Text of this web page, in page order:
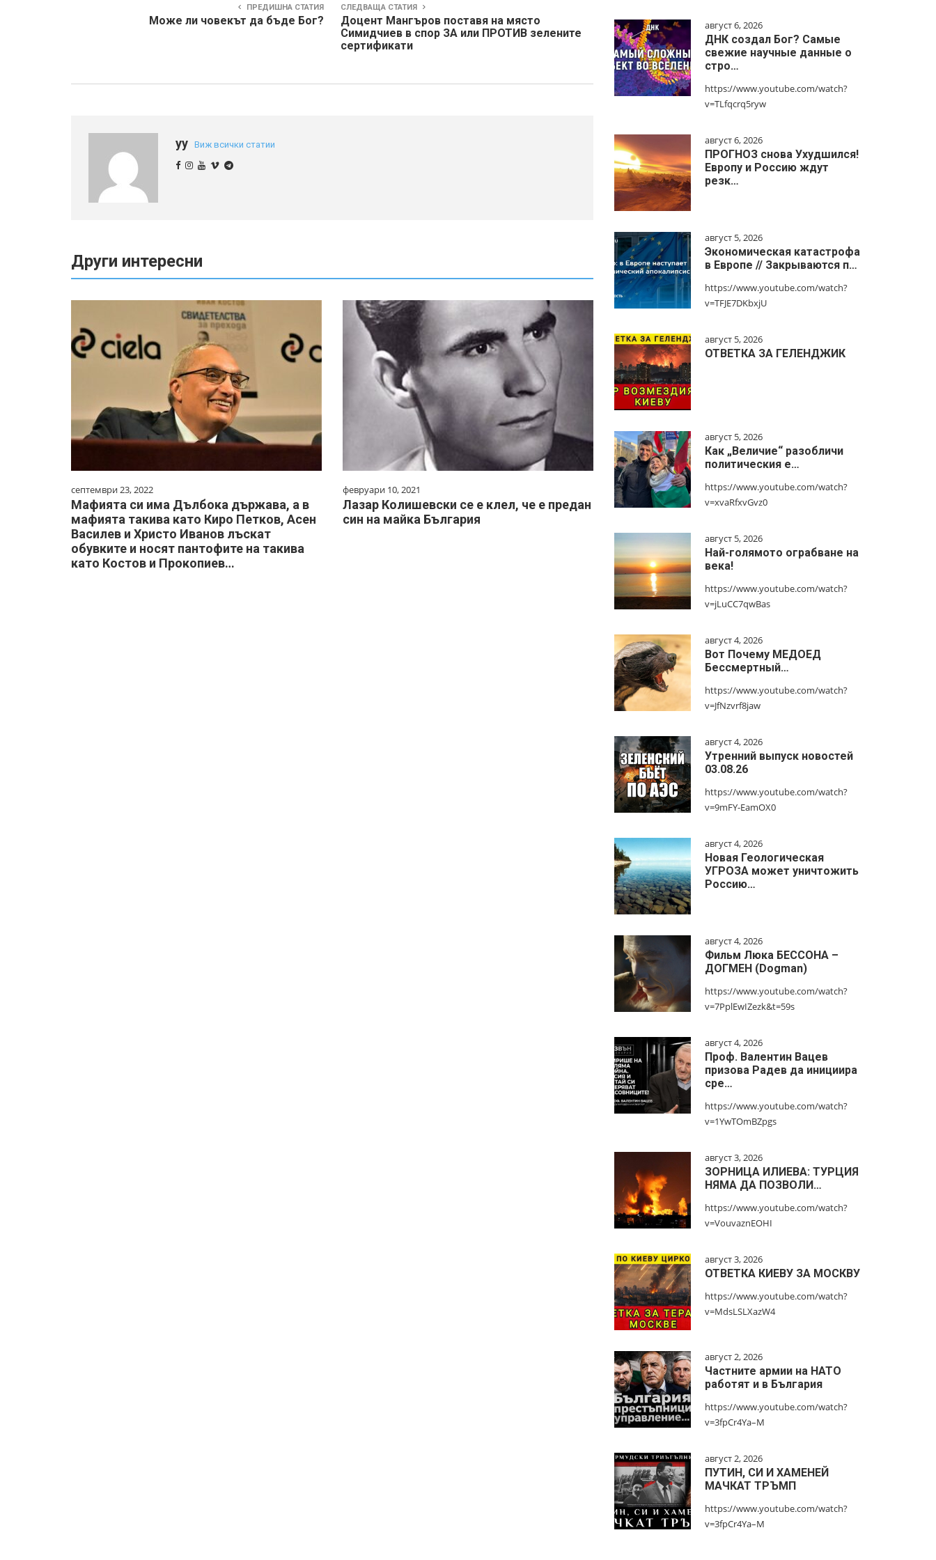
ПРЕДИШНА СТАТИЯ
Може ли човекът да бъде Бог?
СЛЕДВАЩА СТАТИЯ
Доцент Мангъров поставя на място
Симидчиев в спор ЗА или ПРОТИВ зелените
сертификати
yy Виж всички статии
Други интересни
септември 23, 2022
Мафията си има Дълбока държава, а в
мафията такива като Киро Петков, Асен
Василев и Христо Иванов лъскат
обувките и носят пантофите на такива
като Костов и Прокопиев…
февруари 10, 2021
Лазар Колишевски се е клел, че е предан
син на майка България
август 6, 2026
ДНК создал Бог? Самые
свежие научные данные о
стро…
https://www.youtube.com/watch?
v=TLfqcrq5ryw
август 6, 2026
ПРОГНОЗ снова Ухудшился!
Европу и Россию ждут
резк…
август 5, 2026
Экономическая катастрофа
в Европе // Закрываются п…
https://www.youtube.com/watch?
v=TFJE7DKbxjU
август 5, 2026
ОТВЕТКА ЗА ГЕЛЕНДЖИК
август 5, 2026
Как „Величие“ разобличи
политическия е…
https://www.youtube.com/watch?
v=xvaRfxvGvz0
август 5, 2026
Най-голямото ограбване на
века!
https://www.youtube.com/watch?
v=jLuCC7qwBas
август 4, 2026
Вот Почему МЕДОЕД
Бессмертный…
https://www.youtube.com/watch?
v=JfNzvrf8jaw
август 4, 2026
Утренний выпуск новостей
03.08.26
https://www.youtube.com/watch?
v=9mFY-EamOX0
август 4, 2026
Новая Геологическая
УГРОЗА может уничтожить
Россию…
август 4, 2026
Фильм Люка БЕССОНА –
ДОГМЕН (Dogman)
https://www.youtube.com/watch?
v=7PplEwIZezk&t=59s
август 4, 2026
Проф. Валентин Вацев
призова Радев да инициира
сре…
https://www.youtube.com/watch?
v=1YwTOmBZpgs
август 3, 2026
ЗОРНИЦА ИЛИЕВА: ТУРЦИЯ
НЯМА ДА ПОЗВОЛИ…
https://www.youtube.com/watch?
v=VouvaznEOHI
август 3, 2026
ОТВЕТКА КИЕВУ ЗА МОСКВУ
https://www.youtube.com/watch?
v=MdsLSLXazW4
август 2, 2026
Частните армии на НАТО
работят и в България
https://www.youtube.com/watch?
v=3fpCr4Ya–M
август 2, 2026
ПУТИН, СИ И ХАМЕНЕЙ
МАЧКАТ ТРЪМП
https://www.youtube.com/watch?
v=3fpCr4Ya–M